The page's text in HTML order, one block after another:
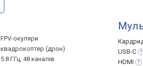
FPV-окуляри
квадрокоптер (дрон)
5.8 ГГц, 48 каналів
USB-C
HDMI